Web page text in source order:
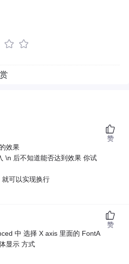
效果
\n 后不知道能否达到效果 你试
可以实现换行
赞
中 选择 X axis 里面的 FontA
显示 方式
赞